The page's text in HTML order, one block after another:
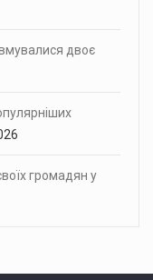
двоє
громадян у